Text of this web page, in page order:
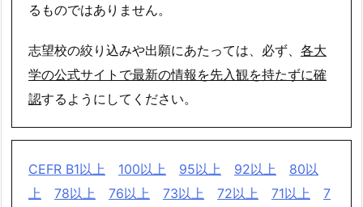
るものではありません。
志望校の絞り込みや出願にあたっては、必ず、 各大
学の公式サイトで最新の情報を先入観を持たずに確
認するようにしてください。
CEFR B1以上 100以上 95以上 92以上
80以
上
78以上 76以上 73以上 72以上 71以上
7